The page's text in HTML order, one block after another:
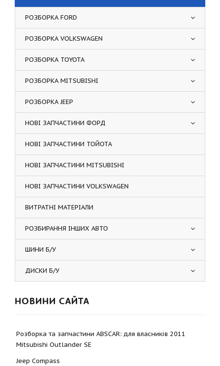
РОЗБОРКА FORD
РОЗБОРКА VOLKSWAGEN
РОЗБОРКА TOYOTA
РОЗБОРКА MITSUBISHI
РОЗБОРКА JEEP
НОВІ ЗАПЧАСТИНИ ФОРД
НОВІ ЗАПЧАСТИНИ ТОЙОТА
НОВІ ЗАПЧАСТИНИ MITSUBISHI
НОВІ ЗАПЧАСТИНИ VOLKSWAGEN
ВИТРАТНІ МАТЕРІАЛИ
РОЗБИРАННЯ ІНШИХ АВТО
ШИНИ Б/У
ДИСКИ Б/У
НОВИНИ САЙТА
Розборка та запчастини ABSCAR: для власників 2011
Mitsubishi Outlander SE
Jeep Compass